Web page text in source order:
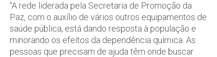
“A rede liderada pela Secretaria de Promoção da
Paz, com o auxílio de vários outros equipamentos de
saúde pública, está dando resposta à população e
minorando os efeitos da dependência química. As
pessoas que precisam de ajuda têm onde buscar